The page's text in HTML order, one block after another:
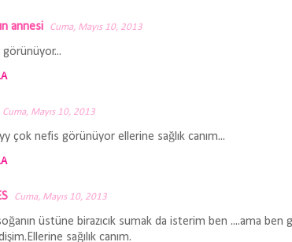
annesi Cuma, Mayıs 10, 2013
görünüyor...
Cuma, Mayıs 10, 2013
çok nefis görünüyor ellerine sağlık canım...
Cuma, Mayıs 10, 2013
üstüne birazıcık sumak da isterim ben ....ama
sağılık canım.